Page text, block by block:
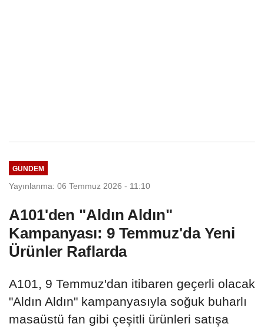
GÜNDEM
Yayınlanma: 06 Temmuz 2026 - 11:10
A101'den "Aldın Aldın"
Kampanyası: 9 Temmuz'da Yeni
Ürünler Raflarda
A101, 9 Temmuz'dan itibaren geçerli olacak
"Aldın Aldın" kampanyasıyla soğuk buharlı
masaüstü fan gibi çeşitli ürünleri satışa